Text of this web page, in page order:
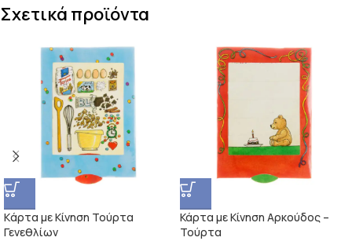
Σχετικά προϊόντα
Kάρτα με Κίνηση Τούρτα
Γενεθλίων
Κάρτα με Κίνηση Αρκούδος –
Τούρτα